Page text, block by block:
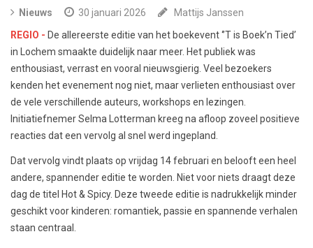
Nieuws 30 januari 2026
Mattijs Janssen
REGIO - De allereerste editie van het boekevent ‘’T is Boek’n Tied’
in Lochem smaakte duidelijk naar meer. Het publiek was
enthousiast, verrast en vooral nieuwsgierig. Veel bezoekers
kenden het evenement nog niet, maar verlieten enthousiast over
de vele verschillende auteurs, workshops en lezingen.
Initiatiefnemer Selma Lotterman kreeg na afloop zoveel positieve
reacties dat een vervolg al snel werd ingepland.
Dat vervolg vindt plaats op vrijdag 14 februari en belooft een heel
andere, spannender editie te worden. Niet voor niets draagt deze
dag de titel Hot & Spicy. Deze tweede editie is nadrukkelijk minder
geschikt voor kinderen: romantiek, passie en spannende verhalen
staan centraal.